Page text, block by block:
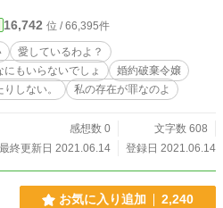
16,742 位 / 66,395件
愛しているわよ？
にもいらないでしょ
婚約破棄令嬢
しない。 私の存在が罪なのよ
感想数 0
文字数 608
最終更新日 2021.06.14
登録日 2021.06.14
お気に入り追加 2,240